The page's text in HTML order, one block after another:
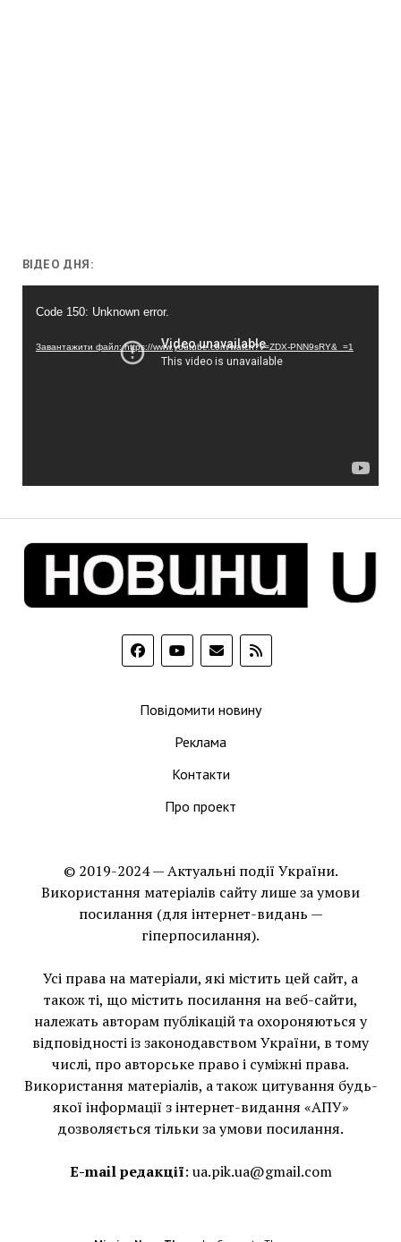
ВІДЕО ДНЯ:
Code 150: Unknown error.
Завантажити файл: https://www.youtube.com/watch?v=ZDX-PNN9sRY&_=1
Повідомити новину
Реклама
Контакти
Про проект
© 2019-2024 — Актуальні події України.
Використання матеріалів сайту лише за умови
посилання (для інтернет-видань —
гіперпосилання).
Усі права на матеріали, які містить цей сайт, а
також ті, що мiстить посилання на веб-сайти,
належать авторам публікацій та охороняються у
відповідності із законодавством України, в тому
числі, про авторське право і суміжні права.
Використання матерiалiв, а також цитування будь-
якої інформації з інтернет-видання «АПУ»
дозволяється тільки за умови посилання.
E-mail редакції: ua.pik.ua@gmail.com